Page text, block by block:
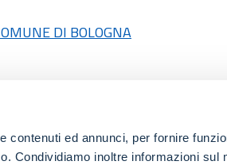
contenuti ed annunci, per fornire
Condividiamo inoltre informazioni sul
DI BOLOGNA